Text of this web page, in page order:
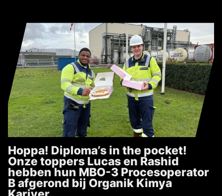
Hoppa! Diploma’s in the pocket!
Onze toppers Lucas en Rashid
hebben hun MBO-3 Procesoperator
B afgerond bij Organik Kimya